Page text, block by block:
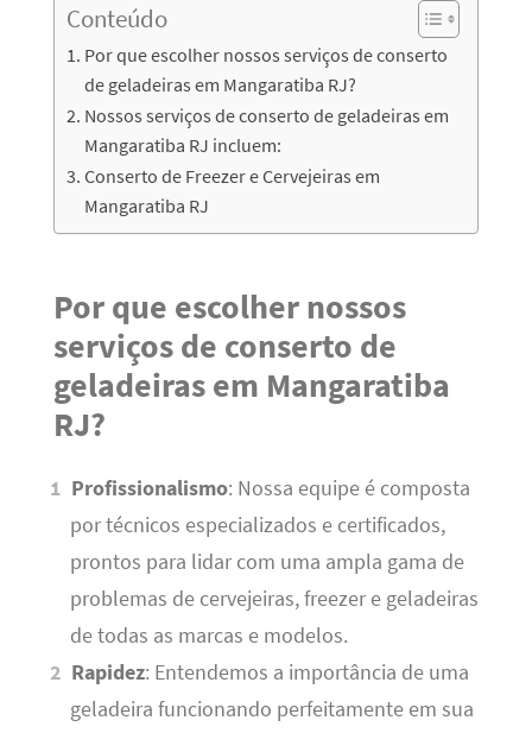
Conteúdo
Por que escolher nossos serviços de conserto
de geladeiras em Mangaratiba RJ?
Nossos serviços de conserto de geladeiras em
Mangaratiba RJ incluem:
Conserto de Freezer e Cervejeiras em
Mangaratiba RJ
Por que escolher nossos
serviços de conserto de
geladeiras em Mangaratiba
RJ?
Profissionalismo: Nossa equipe é composta
por técnicos especializados e certificados,
prontos para lidar com uma ampla gama de
problemas de cervejeiras, freezer e geladeiras
de todas as marcas e modelos.
Rapidez: Entendemos a importância de uma
geladeira funcionando perfeitamente em sua